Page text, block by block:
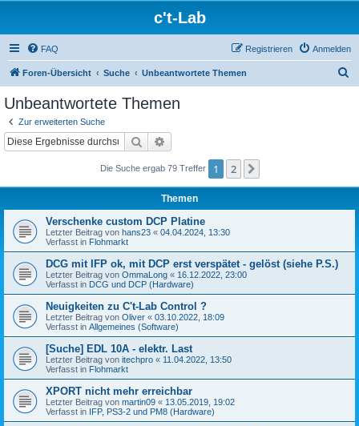
c't-Lab
FAQ Anmelden
Registrieren
Foren-Übersicht Suche Unbeantwortete Themen
Unbeantwortete Themen
Zur erweiterten Suche
Suche
Die Suche ergab 79 Treffer 1 2
Themen
Verschenke custom DCP Platine
Letzter Beitrag von hans23 « 04.04.2024, 13:30
Verfasst in Flohmarkt
DCG mit IFP ok, mit DCP erst verspätet - gelöst (siehe P.S.)
Letzter Beitrag von OmmaLong « 16.12.2022, 23:00
Verfasst in DCG und DCP (Hardware)
Neuigkeiten zu C't-Lab Control ?
Letzter Beitrag von Oliver « 03.10.2022, 18:09
Verfasst in Allgemeines (Software)
[Suche] EDL 10A - elektr. Last
Letzter Beitrag von itechpro « 11.04.2022, 13:50
Verfasst in Flohmarkt
XPORT nicht mehr erreichbar
Letzter Beitrag von martin09 « 13.05.2019, 19:02
Verfasst in IFP, PS3-2 und PM8 (Hardware)